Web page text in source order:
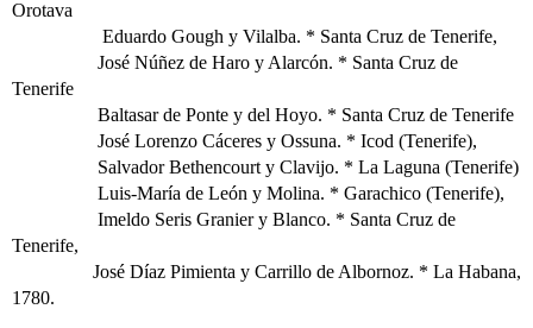
Orotava
Eduardo Gough y Vilalba. * Santa Cruz de Tenerife,
José Núñez de Haro y Alarcón. * Santa Cruz de
Tenerife
Baltasar de Ponte y del Hoyo. * Santa Cruz de Tenerife
José Lorenzo Cáceres y Ossuna. * Icod (Tenerife),
Salvador Bethencourt y Clavijo. * La Laguna (Tenerife)
Luis-María de León y Molina. * Garachico (Tenerife),
Imeldo Seris Granier y Blanco. * Santa Cruz de
Tenerife,
José Díaz Pimienta y Carrillo de Albornoz. * La Habana,
1780.